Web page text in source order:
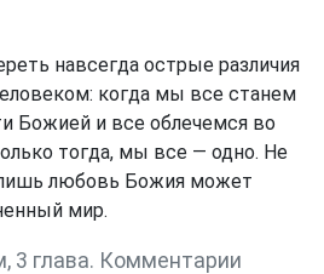
навсегда острые различия
когда мы все станем
Божией и все облечемся во
тогда, мы все — одно. Не
лишь любовь Божия может
мир.
3 глава. Комментарии